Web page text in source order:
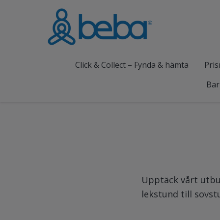
Click & Collect – Fynda & hämta
Upptäck vårt
lekstund till